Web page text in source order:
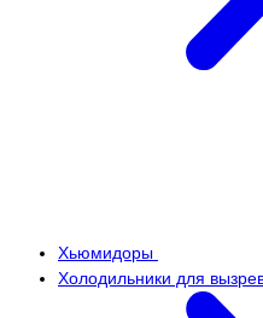
Хьюмидоры
Холодильники для